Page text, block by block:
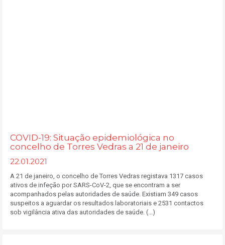
COVID-19: Situação epidemiológica no
concelho de Torres Vedras a 21 de janeiro
22.01.2021
A 21 de janeiro, o concelho de Torres Vedras registava 1317 casos
ativos de infeção por SARS-CoV-2, que se encontram a ser
acompanhados pelas autoridades de saúde. Existiam 349 casos
suspeitos a aguardar os resultados laboratoriais e 2531 contactos
sob vigilância ativa das autoridades de saúde. (...)